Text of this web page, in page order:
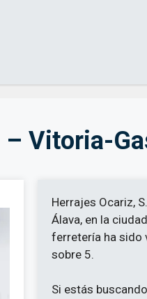
– Vitoria-
Herrajes Ocariz,
Álava, en la
ferretería ha sido
sobre 5.
Si estás